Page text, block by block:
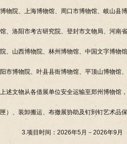
博物院、上海博物馆、周口市博物馆、岐山县
馆、洛阳市考古研究院、登封市文物局、河南
院、山西博物院、林州博物馆、中国文字博物
阳市博物院、叶县县衙博物馆、平顶山博物馆
上述文物从各借展单位安全运输至郑州博物馆
匣）、装卸搬运、布撤展协助及钉到钉艺术品保
3.项目时间：2026年5月－2026年9月